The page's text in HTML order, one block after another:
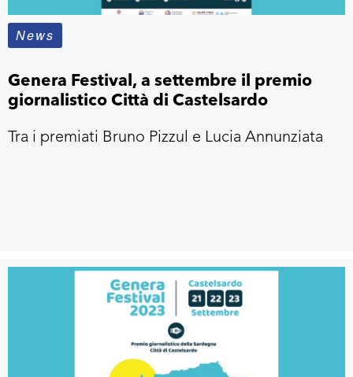
News
Genera Festival, a settembre il premio
giornalistico Città di Castelsardo
Tra i premiati Bruno Pizzul e Lucia Annunziata